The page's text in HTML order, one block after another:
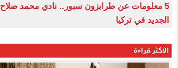
5 معلومات عن طرابزون سبور.. نادي محمد صلاح
الجديد في تركيا
الأكثر قراءة